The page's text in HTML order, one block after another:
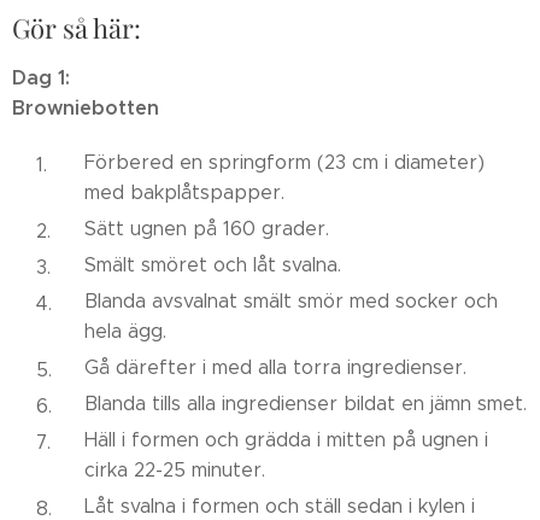
Gör så här:
Dag 1:
Browniebotten
Förbered en springform (23 cm i diameter)
med bakplåtspapper.
Sätt ugnen på 160 grader.
Smält smöret och låt svalna.
Blanda avsvalnat smält smör med socker och
hela ägg.
Gå därefter i med alla torra ingredienser.
Blanda tills alla ingredienser bildat en jämn smet.
Häll i formen och grädda i mitten på ugnen i
cirka 22-25 minuter.
Låt svalna i formen och ställ sedan i kylen i